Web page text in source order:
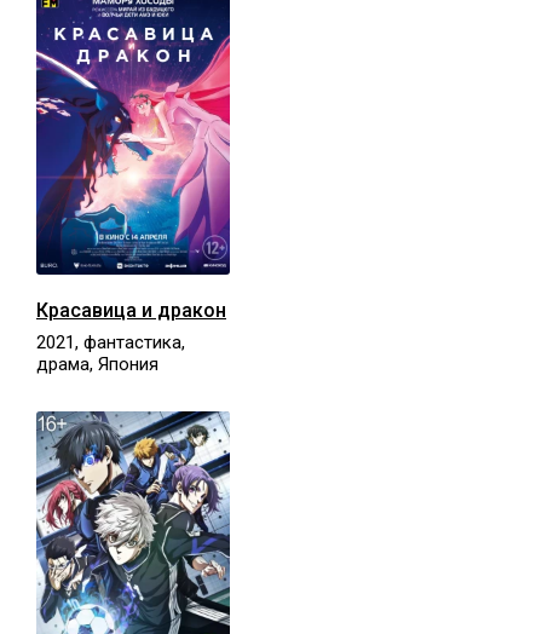
Красавица и дракон
2021, фантастика,
драма, Япония